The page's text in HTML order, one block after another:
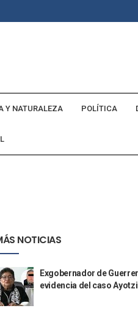
Y NATURALEZA POLÍTICA
NOTICIAS
Exgobernador de
evidencia del caso